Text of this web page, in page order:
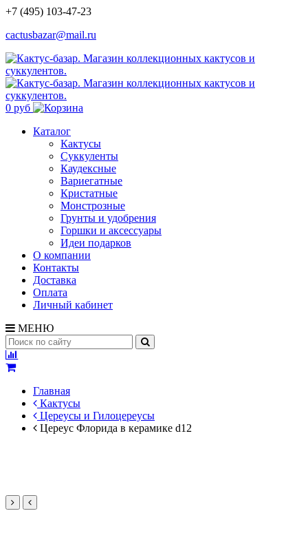
+7 (495) 103-47-23
cactusbazar@mail.ru
0 руб
Каталог
Кактусы
Суккуленты
Каудексные
Вариегатные
Кристатные
Монстрозные
Грунты и удобрения
Горшки и аксессуары
Идеи подарков
О компании
Контакты
Доставка
Оплата
Личный кабинет
МЕНЮ
Главная
Кактусы
Цереусы и Гилоцереусы
Цереус Флорида в керамике d12